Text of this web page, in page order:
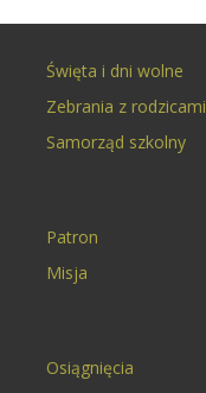
Święta i dni wolne
Zebrania z rodzicami
Samorząd szkolny
Patron
Misja
Osiągnięcia